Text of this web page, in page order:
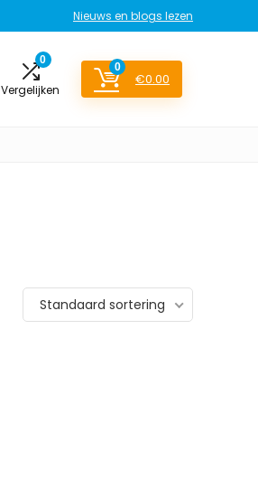
Nieuws en blogs lezen
0
Vergelijken
0
€0.00
Standaard sortering